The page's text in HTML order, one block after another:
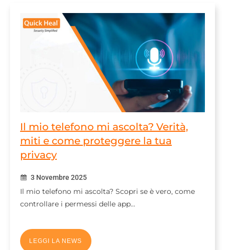
Il mio telefono mi ascolta? Verità,
miti e come proteggere la tua
privacy
3 Novembre 2025
Il mio telefono mi ascolta? Scopri se è vero, come
controllare i permessi delle app…
LEGGI LA NEWS